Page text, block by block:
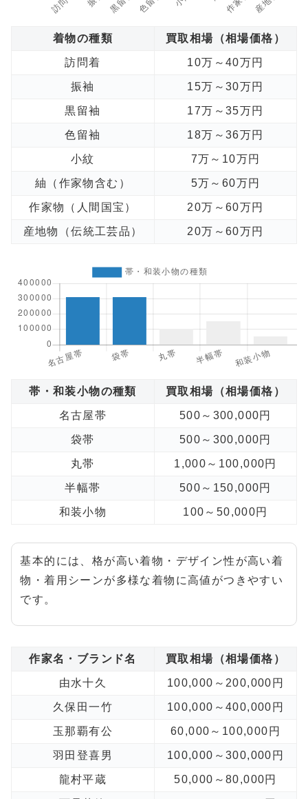
着物の種類 買取相場（相場価格）
訪問着 10万～40万円
振袖 15万～30万円
黒留袖 17万～35万円
色留袖 18万～36万円
小紋 7万～10万円
紬（作家物含む） 5万～60万円
作家物（人間国宝） 20万～60万円
産地物（伝統工芸品） 20万～60万円
帯・和装小物の種類 買取相場（相場価格）
名古屋帯 500～300,000円
袋帯 500～300,000円
丸帯 1,000～100,000円
半幅帯 500～150,000円
和装小物 100～50,000円
基本的には、格が高い着物・デザイン性が高い着
物・着用シーンが多様な着物に高値がつきやすい
です。
作家名・ブランド名 買取相場（相場価格）
由水十久 100,000～200,000円
久保田一竹 100,000～400,000円
玉那覇有公 60,000～100,000円
羽田登喜男 100,000～300,000円
龍村平蔵 50,000～80,000円